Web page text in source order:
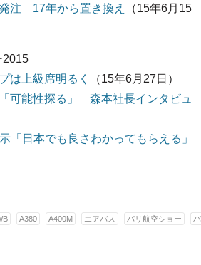
注 17年から置き換え
（15年6月15
2015
は上級席明るく
（15年6月27日）
可能性探る」 森本社長インタビュ
「日本でも良さわかってもらえる」
A380 A400M エアバス パリ航空ショー パ